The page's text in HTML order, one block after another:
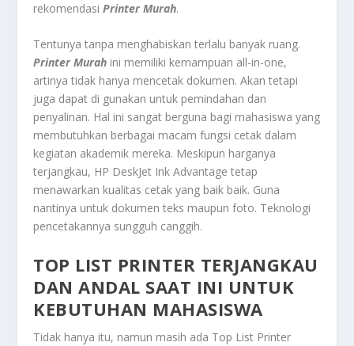
rekomendasiPrinter Murah.
Tentunya tanpa menghabiskan terlalu banyak ruang.
Printer Murah ini memiliki kemampuan all-in-one,
artinya tidak hanya mencetak dokumen. Akan tetapi
juga dapat di gunakan untuk pemindahan dan
penyalinan. Hal ini sangat berguna bagi mahasiswa yang
membutuhkan berbagai macam fungsi cetak dalam
kegiatan akademik mereka. Meskipun harganya
terjangkau, HP DeskJet Ink Advantage tetap
menawarkan kualitas cetak yang baik baik. Guna
nantinya untuk dokumen teks maupun foto. Teknologi
pencetakannya sungguh canggih.
TOP LIST PRINTER TERJANGKAU
DAN ANDAL SAAT INI UNTUK
KEBUTUHAN MAHASISWA
Tidak hanya itu, namun masih ada Top List Printer